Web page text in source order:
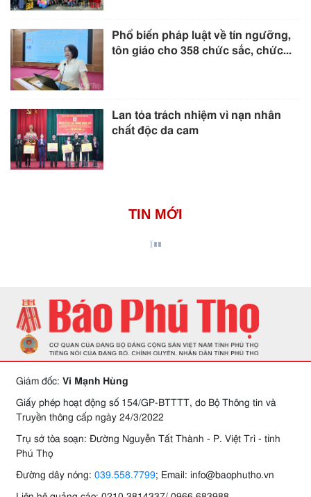
Phổ biến pháp luật về tín ngưỡng,
tôn giáo cho 358 chức sắc, chức...
Lan tỏa trách nhiệm vì nạn nhân
chất độc da cam
TIN MỚI
Giám đốc: Vi Mạnh Hùng
Giấy phép hoạt động số 154/GP-BTTTT, do Bộ Thông tin và
Truyền thông cấp ngày 24/3/2022
Trụ sở tòa soạn: Đường Nguyễn Tất Thành - P. Việt Trì - tỉnh
Phú Thọ
Đường dây nóng: 039.558.7799; Email: info@baophutho.vn